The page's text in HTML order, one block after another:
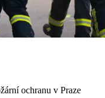
ochranu v Praze